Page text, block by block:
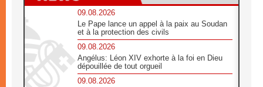
09.08.2026
Le Pape lance un appel à la paix au Soudan
et à la protection des civils
09.08.2026
Angélus: Léon XIV exhorte à la foi en Dieu
dépouillée de tout orgueil
09.08.2026